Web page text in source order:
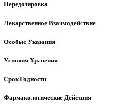
Передозировка
Лекарственное Взаимодействие
Особые Указания
Условия Хранения
Срок Годности
Фармакологические Действия